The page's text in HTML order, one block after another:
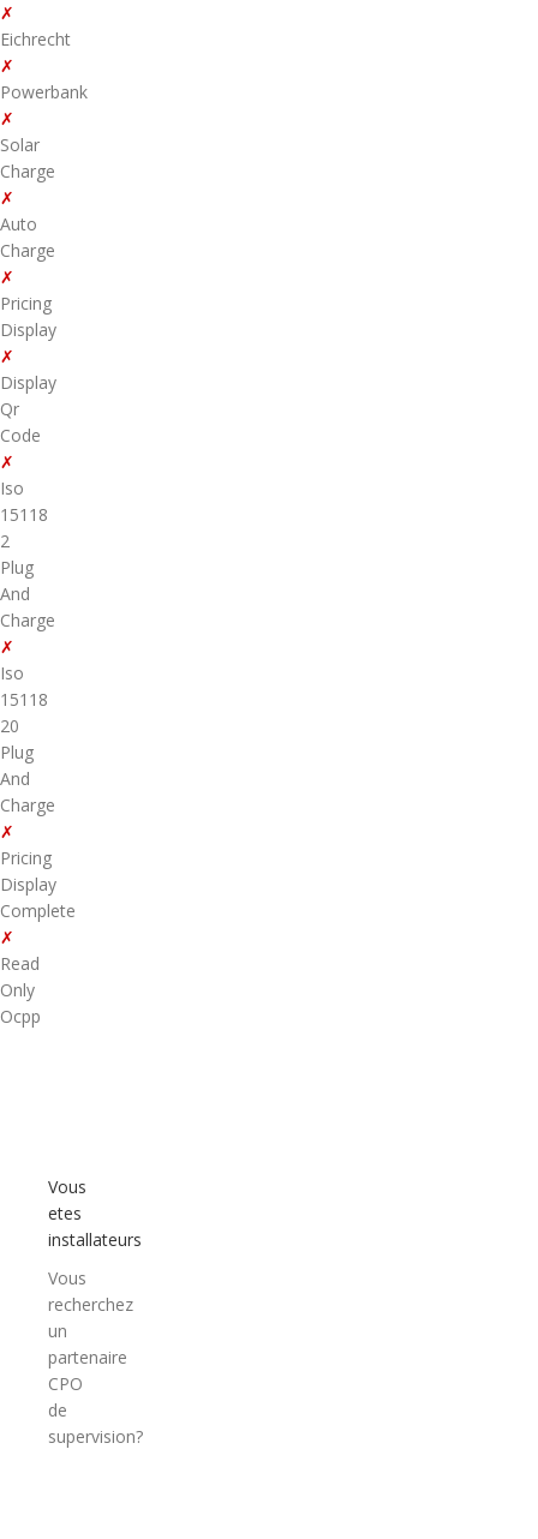
✗
Eichrecht
✗
Powerbank
✗
Solar
Charge
✗
Auto
Charge
✗
Pricing
Display
✗
Display
Qr
Code
✗
Iso
15118
2
Plug
And
Charge
✗
Iso
15118
20
Plug
And
Charge
✗
Pricing
Display
Complete
✗
Read
Only
Ocpp
Vous
etes
installateurs
Vous
recherchez
un
partenaire
CPO
de
supervision?